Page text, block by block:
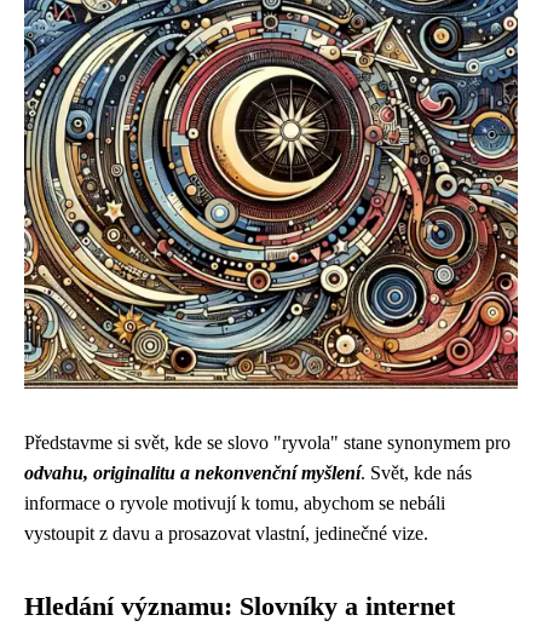
Představme si svět, kde se slovo "ryvola" stane synonymem pro
odvahu, originalitu a nekonvenční myšlení. Svět, kde nás
informace o ryvole motivují k tomu, abychom se nebáli
vystoupit z davu a prosazovat vlastní, jedinečné vize.
Hledání významu: Slovníky a internet